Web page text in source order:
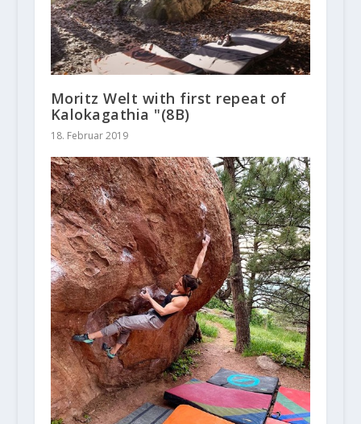
Moritz Welt with first repeat of
Kalokagathia "(8B)
18. Februar 2019